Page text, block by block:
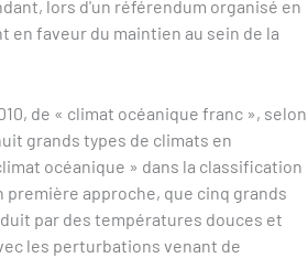
lors d'un référendum organisé en
faveur du maintien au sein de la
de « climat océanique franc », selon
grands types de climats en
océanique » dans la classification
approche, que cinq grands
par des températures douces et
les perturbations venant de